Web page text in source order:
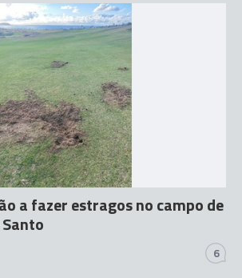
a fazer estragos no campo de
6